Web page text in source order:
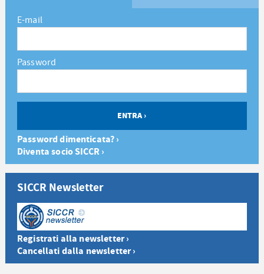
E-mail
Password
Password dimenticata? ›
Diventa socio SICCR ›
SICCR Newsletter
Registrati alla newsletter ›
Cancellati dalla newsletter ›